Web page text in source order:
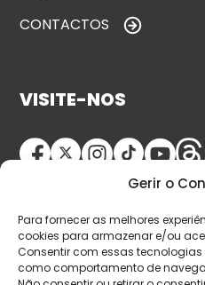
Gerir o
Para fornecer as melhores
cookies para armazenar e/ou
Consentir com essas
como comportamento de
CONTACTOS
VISITE-NOS
© Copyright 2026 Saída